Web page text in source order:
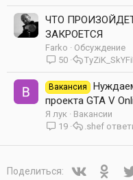
ЧТО
ЗАКРОЕТСЯ
Farko
Обсуждение
50
Вакансия
проекта GTA V
Я лук
Вакансии
19
.shef
Поделиться: Vkontakte